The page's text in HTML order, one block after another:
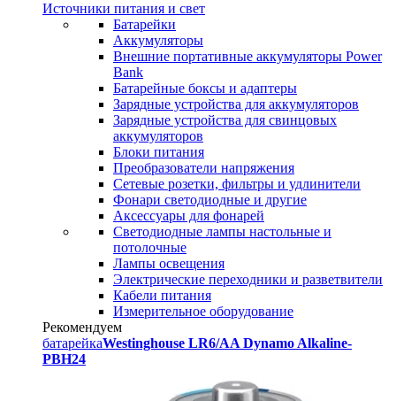
Источники питания и свет
Батарейки
Аккумуляторы
Внешние портативные аккумуляторы Power
Bank
Батарейные боксы и адаптеры
Зарядные устройства для аккумуляторов
Зарядные устройства для свинцовых
аккумуляторов
Блоки питания
Преобразователи напряжения
Сетевые розетки, фильтры и удлинители
Фонари светодиодные и другие
Аксессуары для фонарей
Светодиодные лампы настольные и
потолочные
Лампы освещения
Электрические переходники и разветвители
Кабели питания
Измерительное оборудование
Рекомендуем
батарейкаWestinghouse LR6/AA Dynamo Alkaline-
PBH24